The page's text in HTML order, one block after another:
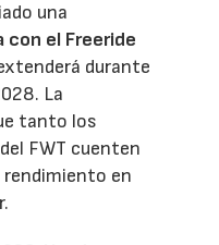
una
el Freeride
durante
La
tanto los
FWT cuenten
en